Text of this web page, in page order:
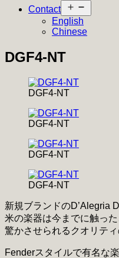
Contact
ニ
ー
English
Chinese
DGF4-NT
DGF4-NT
DGF4-NT
DGF4-NT
DGF4-NT
新規ブランドのD’Alegria
米の楽器は今までに触っ
驚かさせられるクオリテ
Fenderスタイルで有名な